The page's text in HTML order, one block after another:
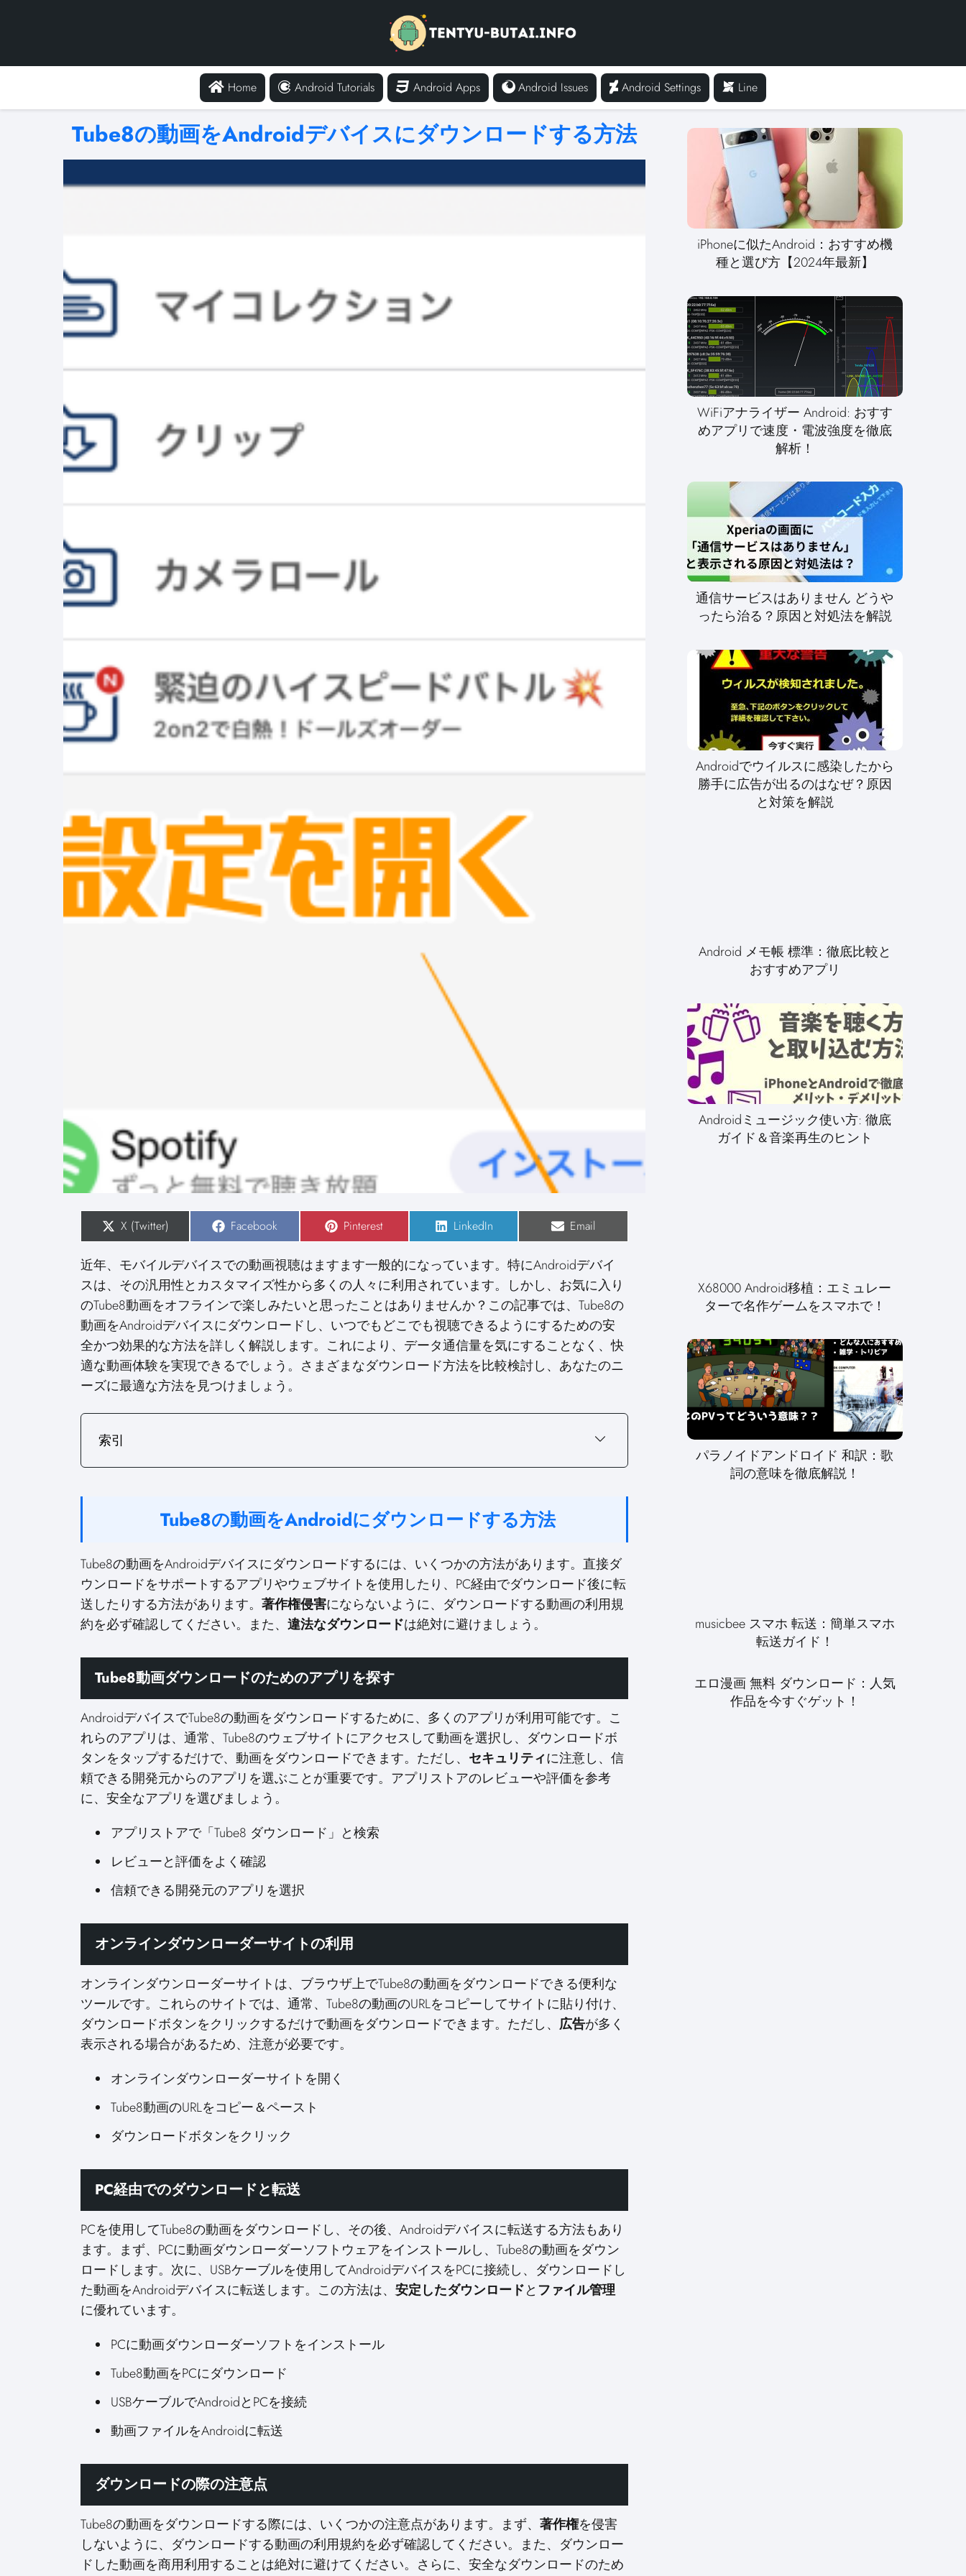
Home Android Tutorials Android Apps Android Issues Android Settings Line
Tube8の動画をAndroidデバイスにダウンロードする方法
S
h
r
e
o
n
X (Twitter) S
h
r
e
o
n
Facebook S
h
r
e
o
n
Pinterest S
h
r
e
o
n
LinkedIn S
h
r
e
o
n
Email
近年、モバイルデバイスでの動画視聴はますます一般的になっています。特にAndroidデバイ
スは、その汎用性とカスタマイズ性から多くの人々に利用されています。しかし、お気に入り
のTube8動画をオフラインで楽しみたいと思ったことはありませんか？この記事では、Tube8の
動画をAndroidデバイスにダウンロードし、いつでもどこでも視聴できるようにするための安
全かつ効果的な方法を詳しく解説します。これにより、データ通信量を気にすることなく、快
適な動画体験を実現できるでしょう。さまざまなダウンロード方法を比較検討し、あなたのニ
ーズに最適な方法を見つけましょう。
索引
Tube8の動画をAndroidにダウンロードする方法
Tube8の動画をAndroidデバイスにダウンロードするには、いくつかの方法があります。直接ダ
ウンロードをサポートするアプリやウェブサイトを使用したり、PC経由でダウンロード後に転
送したりする方法があります。 著作権侵害にならないように、ダウンロードする動画の利用規
約を必ず確認してください。また、 違法なダウンロードは絶対に避けましょう。
Tube8動画ダウンロードのためのアプリを探す
AndroidデバイスでTube8の動画をダウンロードするために、多くのアプリが利用可能です。こ
れらのアプリは、通常、Tube8のウェブサイトにアクセスして動画を選択し、ダウンロードボ
タンをタップするだけで、動画をダウンロードできます。ただし、 セキュリティに注意し、信
頼できる開発元からのアプリを選ぶことが重要です。アプリストアのレビューや評価を参考
に、安全なアプリを選びましょう。
アプリストアで「Tube8 ダウンロード」と検索
レビューと評価をよく確認
信頼できる開発元のアプリを選択
オンラインダウンローダーサイトの利用
オンラインダウンローダーサイトは、ブラウザ上でTube8の動画をダウンロードできる便利な
ツールです。これらのサイトでは、通常、Tube8の動画のURLをコピーしてサイトに貼り付け、
ダウンロードボタンをクリックするだけで動画をダウンロードできます。ただし、 広告が多く
表示される場合があるため、注意が必要です。
オンラインダウンローダーサイトを開く
Tube8動画のURLをコピー＆ペースト
ダウンロードボタンをクリック
PC経由でのダウンロードと転送
PCを使用してTube8の動画をダウンロードし、その後、Androidデバイスに転送する方法もあり
ます。まず、PCに動画ダウンローダーソフトウェアをインストールし、Tube8の動画をダウン
ロードします。次に、USBケーブルを使用してAndroidデバイスをPCに接続し、ダウンロードし
た動画をAndroidデバイスに転送します。この方法は、安定したダウンロードと ファイル管理
に優れています。
PCに動画ダウンローダーソフトをインストール
Tube8動画をPCにダウンロード
USBケーブルでAndroidとPCを接続
動画ファイルをAndroidに転送
ダウンロードの際の注意点
Tube8の動画をダウンロードする際には、いくつかの注意点があります。まず、 著作権を侵害
しないように、ダウンロードする動画の利用規約を必ず確認してください。また、ダウンロー
ドした動画を商用利用することは絶対に避けてください。さらに、安全なダウンロードのため
iPhoneに似たAndroid：おすすめ機
種と選び方【2024年最新】
WiFiアナライザー Android: おすす
めアプリで速度・電波強度を徹底
解析！
通信サービスはありません どうや
ったら治る？原因と対処法を解説
Androidでウイルスに感染したから
勝手に広告が出るのはなぜ？原因
と対策を解説
Android メモ帳 標準：徹底比較と
おすすめアプリ
Androidミュージック使い方: 徹底
ガイド＆音楽再生のヒント
X68000 Android移植：エミュレー
ターで名作ゲームをスマホで！
パラノイドアンドロイド 和訳：歌
詞の意味を徹底解説！
musicbee スマホ 転送：簡単スマホ
転送ガイド！
エロ漫画 無料 ダウンロード：人気
作品を今すぐゲット！